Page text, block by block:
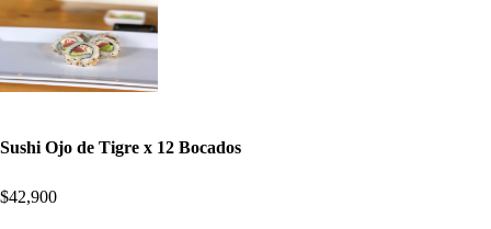
Sushi Ojo de Tigre x 12 Bocados
$42,900